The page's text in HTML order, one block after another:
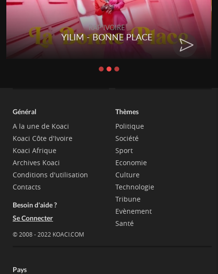
RAP IVOIRE
YILIM - BONNE PLACE
Général
A la une de Koaci
Koaci Côte d'Ivoire
Koaci Afrique
Archives Koaci
Conditions d'utilisation
Contacts
Besoin d'aide ?
Se Connecter
© 2008 - 2022 KOACI.COM
Thèmes
Politique
Société
Sport
Economie
Culture
Technologie
Tribune
Evènement
Santé
Pays